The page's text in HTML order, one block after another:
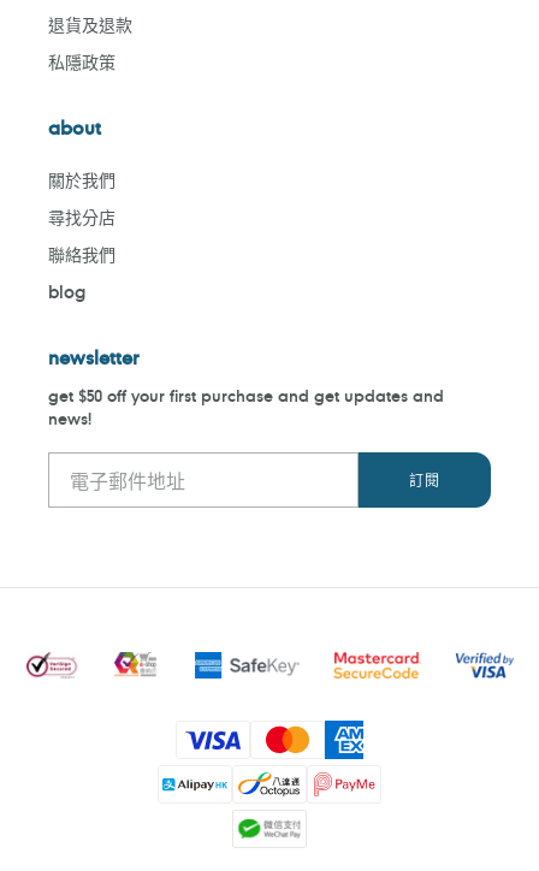
退貨及退款
私隱政策
about
關於我們
尋找分店
聯絡我們
blog
newsletter
get $50 off your first purchase and get updates and
news!
付
款
方
式